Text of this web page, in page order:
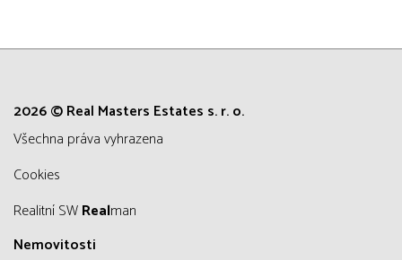
2026 © Real Masters Estates s. r. o.
všechna práva vyhrazena
Cookies
Realitní SWRealman
Nemovitosti